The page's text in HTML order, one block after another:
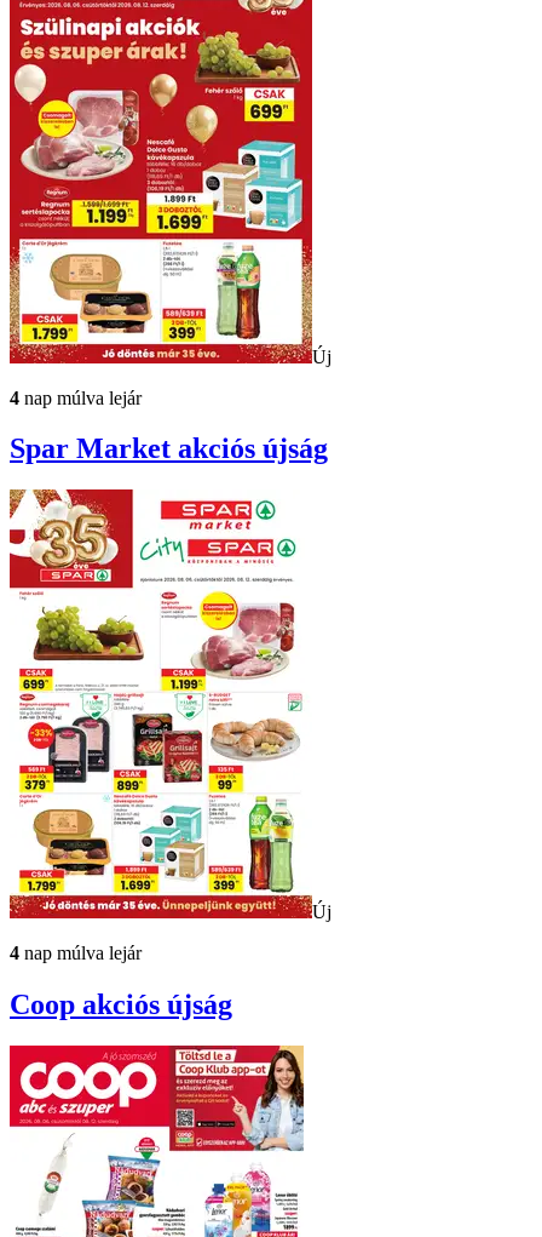
Új
4 nap múlva lejár
Spar Market akciós újság
Új
4 nap múlva lejár
Coop akciós újság